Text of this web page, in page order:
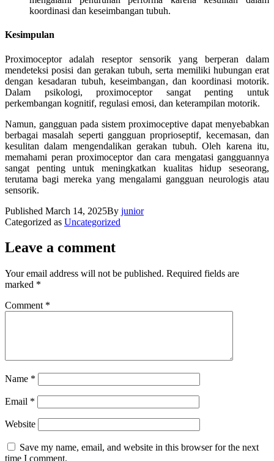
koordinasi dan keseimbangan tubuh.
Kesimpulan
Proximoceptor adalah reseptor sensorik yang berperan dalam
mendeteksi posisi dan gerakan tubuh, serta memiliki hubungan erat
dengan kesadaran tubuh, keseimbangan, dan koordinasi motorik.
Dalam psikologi, proximoceptor sangat penting untuk
perkembangan kognitif, regulasi emosi, dan keterampilan motorik.
Namun, gangguan pada sistem proximoceptive dapat menyebabkan
berbagai masalah seperti gangguan proprioseptif, kecemasan, dan
kesulitan dalam mengendalikan gerakan tubuh. Oleh karena itu,
memahami peran proximoceptor dan cara mengatasi gangguannya
sangat penting untuk meningkatkan kualitas hidup seseorang,
terutama bagi mereka yang mengalami gangguan neurologis atau
sensorik.
Published March 14, 2025By junior
Categorized as Uncategorized
Leave a comment
Your email address will not be published. Required fields are
marked *
Comment *
Name *
Email *
Website
Save my name, email, and website in this browser for the next
time I comment.